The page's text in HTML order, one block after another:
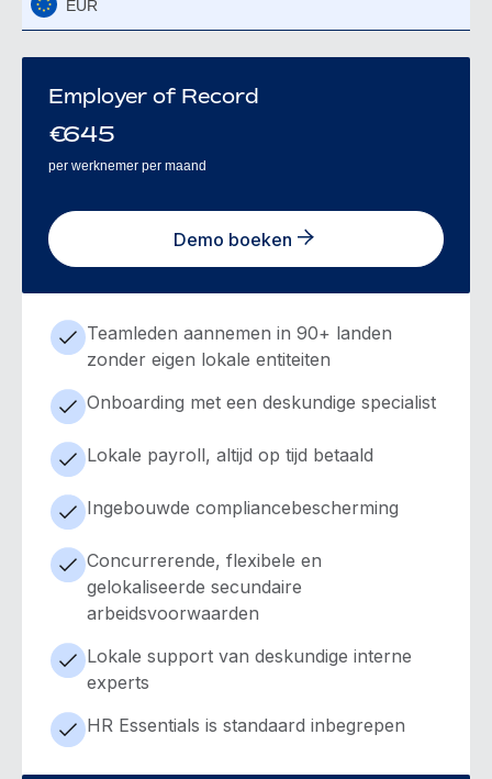
EUR
Employer of Record
€645
per werknemer per maand
Demo boeken
Teamleden aannemen in 90+ landen
zonder eigen lokale entiteiten
Onboarding met een deskundige specialist
Lokale payroll, altijd op tijd betaald
Ingebouwde compliancebescherming
Concurrerende, flexibele en
gelokaliseerde secundaire
arbeidsvoorwaarden
Lokale support van deskundige interne
experts
HR Essentials is standaard inbegrepen